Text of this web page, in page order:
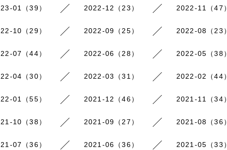
01（39） 2022-12（23） 2022-11（47）
10（29） 2022-09（25） 2022-08（23）
07（44） 2022-06（28） 2022-05（38）
04（30） 2022-03（31） 2022-02（44）
01（55） 2021-12（46） 2021-11（34）
10（38） 2021-09（27） 2021-08（36）
07（36） 2021-06（36） 2021-05（33）